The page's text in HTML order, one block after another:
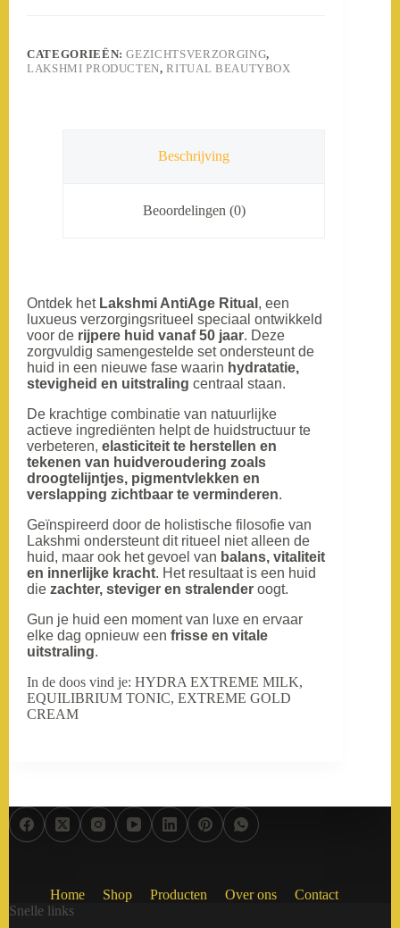
SPF15
aantal
CATEGORIEËN:GEZICHTSVERZORGING,
LAKSHMI PRODUCTEN,RITUAL BEAUTYBOX
Beschrijving
Beoordelingen (0)
Ontdek het Lakshmi AntiAge Ritual , een
luxueus verzorgingsritueel speciaal ontwikkeld
voor de rijpere huid vanaf 50 jaar. Deze
zorgvuldig samengestelde set ondersteunt de
huid in een nieuwe fase waarin hydratatie,
stevigheid en uitstraling centraal staan.
De krachtige combinatie van natuurlijke
actieve ingrediënten helpt de huidstructuur te
verbeteren, elasticiteit te herstellen en
tekenen van huidveroudering zoals
droogtelijntjes, pigmentvlekken en
verslapping zichtbaar te verminderen.
Geïnspireerd door de holistische filosofie van
Lakshmi ondersteunt dit ritueel niet alleen de
huid, maar ook het gevoel van balans, vitaliteit
en innerlijke kracht. Het resultaat is een huid
die zachter, steviger en stralender oogt.
Gun je huid een moment van luxe en ervaar
elke dag opnieuw een frisse en vitale
uitstraling.
In de doos vind je: HYDRA EXTREME MILK,
EQUILIBRIUM TONIC, EXTREME GOLD
CREAM
Home Shop Producten Over ons
Contact
Snelle links